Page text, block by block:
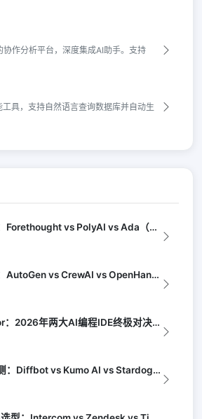
协作分析平台，深度集成AI助手。支持
工具，支持自然语言查询数据库并自动生
AI全渠道客服评测：Forethought vs PolyAI vs Ada（G...
AI智能体框架新秀：AutoGen vs CrewAI vs OpenHands...
Windsurf vs Cursor：2026年两大AI编程IDE终极对决实测（...
AI知识图谱构建评测：Diffbot vs Kumo AI vs Stardog...